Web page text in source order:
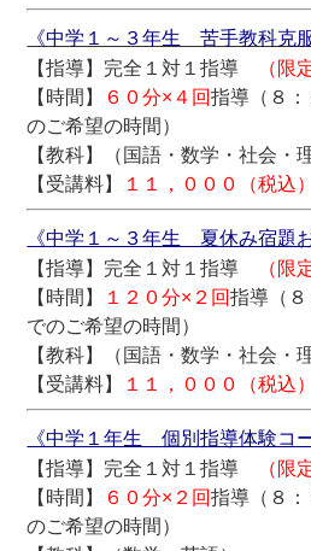
《中学１～３年生 苦手教科克
【指導】完全１対１指導
（限
【時間】
６０分×４回指導（８
のご希望の時間）
【教科】（国語・数学・社会・
【受講料】
１１，０００（税込）
《中学１～３年生 夏休み宿題
【指導】完全１対１指導
（限
【時間】
１２０分×２回指導（
でのご希望の時間）
【教科】（国語・数学・社会・
【受講料】
１１，０００（税込）
《中学１年生 個別指導体験コ
【指導】完全１対１指導
（限
【時間】
６０分×２回指導（８
のご希望の時間）